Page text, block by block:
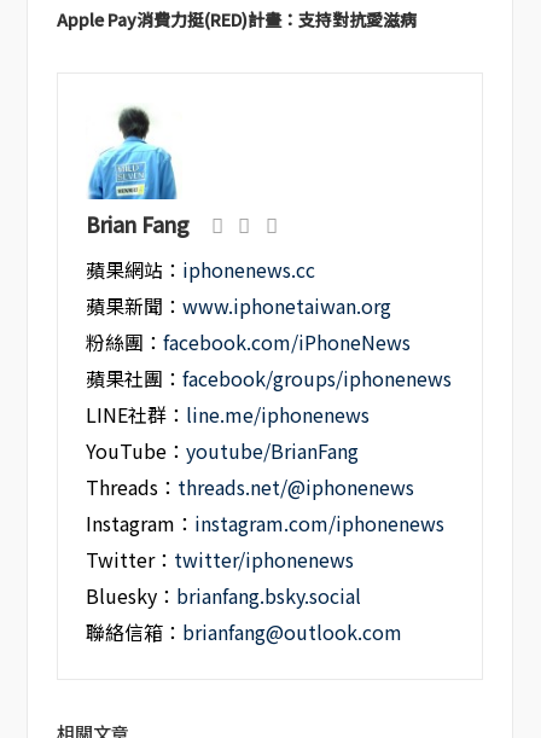
Apple Pay消費力挺(RED)計畫：支持對抗愛滋病
Brian Fang
蘋果網站： iphonenews.cc
蘋果新聞：www.iphonetaiwan.org
粉絲團：facebook.com/iPhoneNews
蘋果社團：facebook/groups/iphonenews
LINE社群： line.me/iphonenews
YouTube：youtube/BrianFang
Threads： threads.net/@iphonenews
Instagram： instagram.com/iphonenews
Twitter： twitter/iphonenews
Bluesky： brianfang.bsky.social
聯絡信箱： brianfang@outlook.com
相關文章